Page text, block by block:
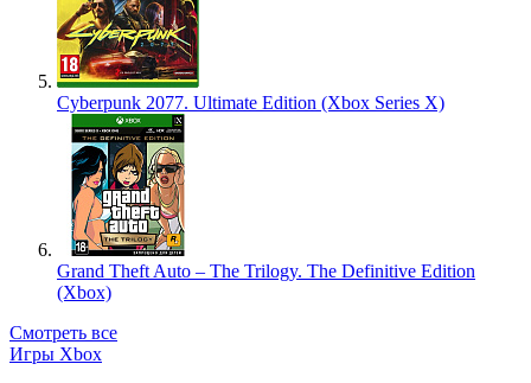
Cyberpunk 2077. Ultimate Edition (Xbox Series X)
Grand Theft Auto – The Trilogy. The Definitive Edition
(Xbox)
Смотреть все
Игры Xbox